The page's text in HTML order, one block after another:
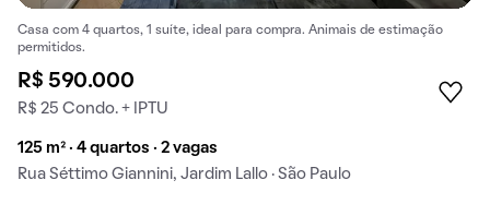
Casa com 4 quartos, 1 suíte, ideal para compra. Animais de estimação
permitidos.
R$ 590.000
R$ 25 Condo. + IPTU
125 m² · 4 quartos · 2 vagas
Rua Séttimo Giannini, Jardim Lallo · São Paulo